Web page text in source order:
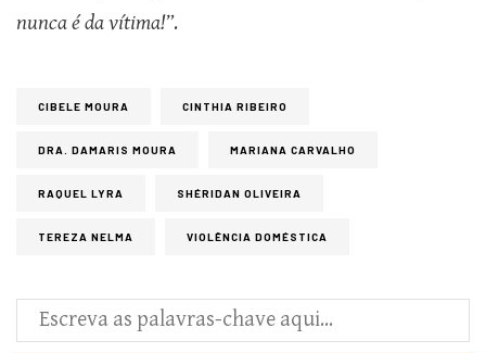
nunca é da vítima!”.
CIBELE MOURA CINTHIA RIBEIRO
DRA. DAMARIS MOURA MARIANA CARVALHO
RAQUEL LYRA SHÉRIDAN OLIVEIRA
TEREZA NELMA VIOLÊNCIA DOMÉSTICA